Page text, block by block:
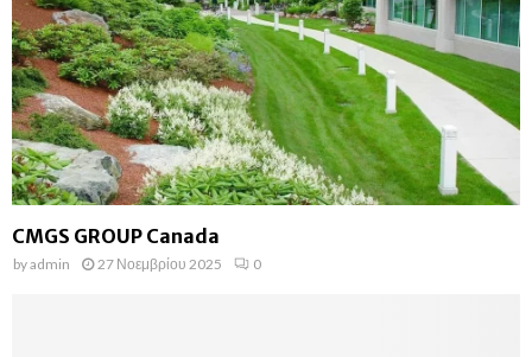
CMGS GROUP Canada
byadmin 27 Νοεμβρίου 2025 0